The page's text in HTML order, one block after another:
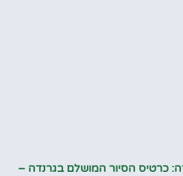
כרטיס הסיור המושלם בגרנדה –